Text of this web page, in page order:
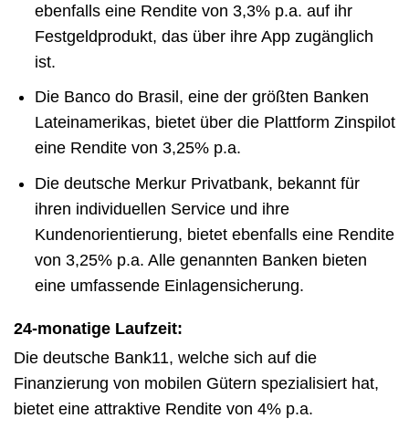
ebenfalls eine Rendite von 3,3% p.a. auf ihr
Festgeldprodukt, das über ihre App zugänglich
ist.
Die Banco do Brasil, eine der größten Banken
Lateinamerikas, bietet über die Plattform Zinspilot
eine Rendite von 3,25% p.a.
Die deutsche Merkur Privatbank, bekannt für
ihren individuellen Service und ihre
Kundenorientierung, bietet ebenfalls eine Rendite
von 3,25% p.a. Alle genannten Banken bieten
eine umfassende Einlagensicherung.
24-monatige Laufzeit:
Die deutsche Bank11, welche sich auf die
Finanzierung von mobilen Gütern spezialisiert hat,
bietet eine attraktive Rendite von 4% p.a.